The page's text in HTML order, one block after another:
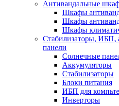
Антивандальные
Шкафы
Шкафы
Шкафы
Стабилизаторы, ИБП,
панели
Солнечные
Аккумуляторы
Стабилизаторы
Блоки питания
ИБП для
Инверторы